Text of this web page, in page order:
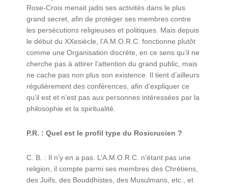
Rose-Croix menait jadis ses activités dans le plus
grand secret, afin de protéger ses membres contre
les persécutions religieuses et politiques. Mais depuis
le début du XXesiècle, l’A.M.O.R.C. fonctionne plutôt
comme une Organisation discrète, en ce sens qu’il ne
cherche pas à attirer l’attention du grand public, mais
ne cache pas non plus son existence. Il tient d’ailleurs
régulièrement des conférences, afin d’expliquer ce
qu’il est et n’est pas aux personnes intéressées par la
philosophie et la spiritualité.
P.R. : Quel est le profil type du Rosicrucien ?
C. B. : Il n’y en a pas. L’A.M.O.R.C. n’étant pas une
religion, il compte parmi ses membres des Chrétiens,
des Juifs, des Bouddhistes, des Musulmans, etc., et